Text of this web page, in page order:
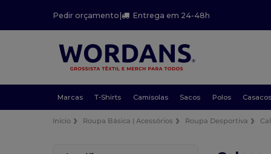
Pedir orçamento| Entrega em 24-48h
Marcas T-Shirts Camisolas Sacos Polos Casacos
Início Roupa Básica | Acessórios Roupa Desportiva